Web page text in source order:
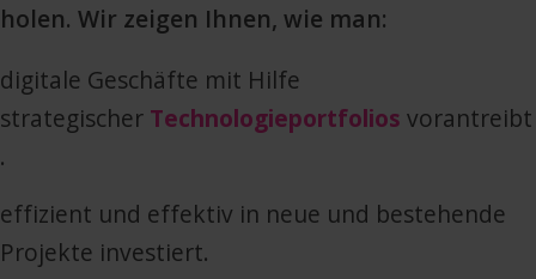
holen. Wir zeigen Ihnen, wie man:
digitale Geschäfte mit Hilfe
strategischer Technologieportfolios vorantreibt
.
effizient und effektiv in neue und bestehende
Projekte investiert.